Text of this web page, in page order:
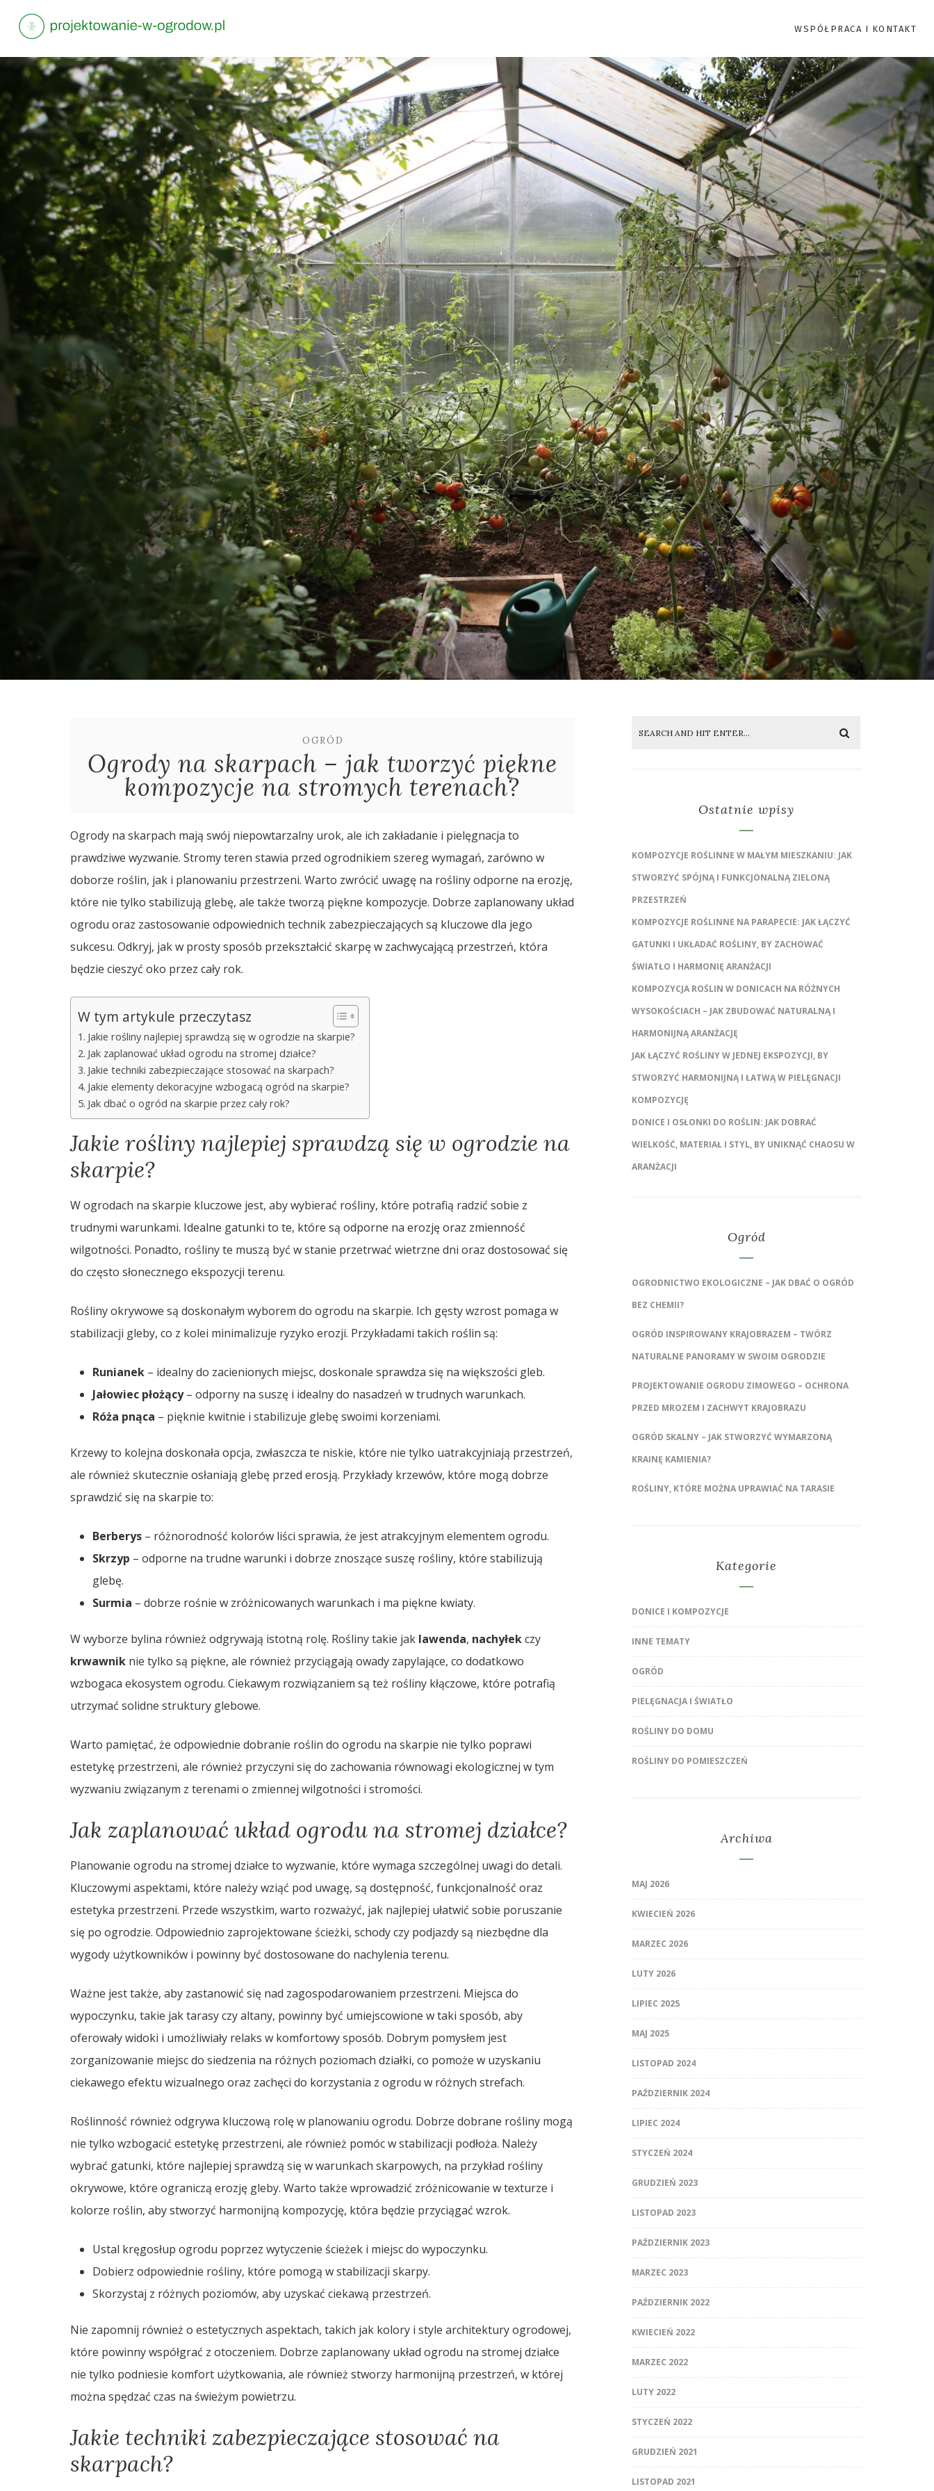
WSPÓŁPRACA I KONTAKT
OGRÓD
Ogrody na skarpach – jak tworzyć piękne
kompozycje na stromych terenach?
Ogrody na skarpach mają swój niepowtarzalny urok, ale ich zakładanie i pielęgnacja to
prawdziwe wyzwanie. Stromy teren stawia przed ogrodnikiem szereg wymagań, zarówno w
doborze roślin, jak i planowaniu przestrzeni. Warto zwrócić uwagę na rośliny odporne na erozję,
które nie tylko stabilizują glebę, ale także tworzą piękne kompozycje. Dobrze zaplanowany układ
ogrodu oraz zastosowanie odpowiednich technik zabezpieczających są kluczowe dla jego
sukcesu. Odkryj, jak w prosty sposób przekształcić skarpę w zachwycającą przestrzeń, która
będzie cieszyć oko przez cały rok.
W tym artykule przeczytasz
Jakie rośliny najlepiej sprawdzą się w ogrodzie na skarpie?
Jak zaplanować układ ogrodu na stromej działce?
Jakie techniki zabezpieczające stosować na skarpach?
Jakie elementy dekoracyjne wzbogacą ogród na skarpie?
Jak dbać o ogród na skarpie przez cały rok?
Jakie rośliny najlepiej sprawdzą się w ogrodzie na
skarpie?
W ogrodach na skarpie kluczowe jest, aby wybierać rośliny, które potrafią radzić sobie z
trudnymi warunkami. Idealne gatunki to te, które są odporne na erozję oraz zmienność
wilgotności. Ponadto, rośliny te muszą być w stanie przetrwać wietrzne dni oraz dostosować się
do często słonecznego ekspozycji terenu.
Rośliny okrywowe są doskonałym wyborem do ogrodu na skarpie. Ich gęsty wzrost pomaga w
stabilizacji gleby, co z kolei minimalizuje ryzyko erozji. Przykładami takich roślin są:
Runianek– idealny do zacienionych miejsc, doskonale sprawdza się na większości gleb.
Jałowiec płożący– odporny na suszę i idealny do nasadzeń w trudnych warunkach.
Róża pnąca – pięknie kwitnie i stabilizuje glebę swoimi korzeniami.
Krzewy to kolejna doskonała opcja, zwłaszcza te niskie, które nie tylko uatrakcyjniają przestrzeń,
ale również skutecznie osłaniają glebę przed erosją. Przykłady krzewów, które mogą dobrze
sprawdzić się na skarpie to:
Berberys– różnorodność kolorów liści sprawia, że jest atrakcyjnym elementem ogrodu.
Skrzyp – odporne na trudne warunki i dobrze znoszące suszę rośliny, które stabilizują
glebę.
Surmia – dobrze rośnie w zróżnicowanych warunkach i ma piękne kwiaty.
W wyborze bylina również odgrywają istotną rolę. Rośliny takie jak lawenda, nachyłekczy
krwawniknie tylko są piękne, ale również przyciągają owady zapylające, co dodatkowo
wzbogaca ekosystem ogrodu. Ciekawym rozwiązaniem są też rośliny kłączowe, które potrafią
utrzymać solidne struktury glebowe.
Warto pamiętać, że odpowiednie dobranie roślin do ogrodu na skarpie nie tylko poprawi
estetykę przestrzeni, ale również przyczyni się do zachowania równowagi ekologicznej w tym
wyzwaniu związanym z terenami o zmiennej wilgotności i stromości.
Jak zaplanować układ ogrodu na stromej działce?
Planowanie ogrodu na stromej działce to wyzwanie, które wymaga szczególnej uwagi do detali.
Kluczowymi aspektami, które należy wziąć pod uwagę, są dostępność, funkcjonalność oraz
estetyka przestrzeni. Przede wszystkim, warto rozważyć, jak najlepiej ułatwić sobie poruszanie
się po ogrodzie. Odpowiednio zaprojektowane ścieżki, schody czy podjazdy są niezbędne dla
wygody użytkowników i powinny być dostosowane do nachylenia terenu.
Ważne jest także, aby zastanowić się nad zagospodarowaniem przestrzeni. Miejsca do
wypoczynku, takie jak tarasy czy altany, powinny być umiejscowione w taki sposób, aby
oferowały widoki i umożliwiały relaks w komfortowy sposób. Dobrym pomysłem jest
zorganizowanie miejsc do siedzenia na różnych poziomach działki, co pomoże w uzyskaniu
ciekawego efektu wizualnego oraz zachęci do korzystania z ogrodu w różnych strefach.
Roślinność również odgrywa kluczową rolę w planowaniu ogrodu. Dobrze dobrane rośliny mogą
nie tylko wzbogacić estetykę przestrzeni, ale również pomóc w stabilizacji podłoża. Należy
wybrać gatunki, które najlepiej sprawdzą się w warunkach skarpowych, na przykład rośliny
okrywowe, które ograniczą erozję gleby. Warto także wprowadzić zróżnicowanie w texturze i
kolorze roślin, aby stworzyć harmonijną kompozycję, która będzie przyciągać wzrok.
Ustal kręgosłup ogrodu poprzez wytyczenie ścieżek i miejsc do wypoczynku.
Dobierz odpowiednie rośliny, które pomogą w stabilizacji skarpy.
Skorzystaj z różnych poziomów, aby uzyskać ciekawą przestrzeń.
Nie zapomnij również o estetycznych aspektach, takich jak kolory i style architektury ogrodowej,
które powinny współgrać z otoczeniem. Dobrze zaplanowany układ ogrodu na stromej działce
nie tylko podniesie komfort użytkowania, ale również stworzy harmonijną przestrzeń, w której
można spędzać czas na świeżym powietrzu.
Jakie techniki zabezpieczające stosować na
skarpach?
Ostatnie wpisy
KOMPOZYCJE ROŚLINNE W MAŁYM MIESZKANIU: JAK
STWORZYĆ SPÓJNĄ I FUNKCJONALNĄ ZIELONĄ
PRZESTRZEŃ
KOMPOZYCJE ROŚLINNE NA PARAPECIE: JAK ŁĄCZYĆ
GATUNKI I UKŁADAĆ ROŚLINY, BY ZACHOWAĆ
ŚWIATŁO I HARMONIĘ ARANŻACJI
KOMPOZYCJA ROŚLIN W DONICACH NA RÓŻNYCH
WYSOKOŚCIACH – JAK ZBUDOWAĆ NATURALNĄ I
HARMONIJNĄ ARANŻACJĘ
JAK ŁĄCZYĆ ROŚLINY W JEDNEJ EKSPOZYCJI, BY
STWORZYĆ HARMONIJNĄ I ŁATWĄ W PIELĘGNACJI
KOMPOZYCJĘ
DONICE I OSŁONKI DO ROŚLIN: JAK DOBRAĆ
WIELKOŚĆ, MATERIAŁ I STYL, BY UNIKNĄĆ CHAOSU W
ARANŻACJI
Ogród
OGRODNICTWO EKOLOGICZNE – JAK DBAĆ O OGRÓD
BEZ CHEMII?
OGRÓD INSPIROWANY KRAJOBRAZEM – TWÓRZ
NATURALNE PANORAMY W SWOIM OGRODZIE
PROJEKTOWANIE OGRODU ZIMOWEGO – OCHRONA
PRZED MROZEM I ZACHWYT KRAJOBRAZU
OGRÓD SKALNY – JAK STWORZYĆ WYMARZONĄ
KRAINĘ KAMIENIA?
ROŚLINY, KTÓRE MOŻNA UPRAWIAĆ NA TARASIE
Kategorie
DONICE I KOMPOZYCJE
INNE TEMATY
OGRÓD
PIELĘGNACJA I ŚWIATŁO
ROŚLINY DO DOMU
ROŚLINY DO POMIESZCZEŃ
Archiwa
MAJ 2026
KWIECIEŃ 2026
MARZEC 2026
LUTY 2026
LIPIEC 2025
MAJ 2025
LISTOPAD 2024
PAŹDZIERNIK 2024
LIPIEC 2024
STYCZEŃ 2024
GRUDZIEŃ 2023
LISTOPAD 2023
PAŹDZIERNIK 2023
MARZEC 2023
PAŹDZIERNIK 2022
KWIECIEŃ 2022
MARZEC 2022
LUTY 2022
STYCZEŃ 2022
GRUDZIEŃ 2021
LISTOPAD 2021